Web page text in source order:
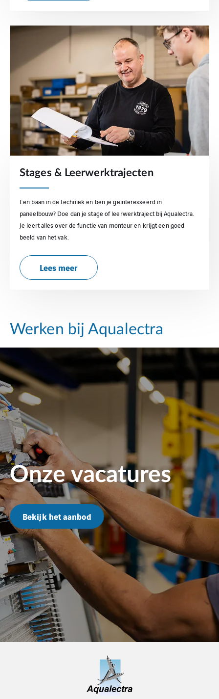
Stages & Leerwerktrajecten
Een baan in de techniek en ben je geïnteresseerd in
paneelbouw? Doe dan je stage of leerwerktraject bij Aqualectra.
Je leert alles over de functie van monteur en krijgt een goed
beeld van het vak.
Lees meer
Werken bij Aqualectra
Onze vacatures
Bekijk het aanbod